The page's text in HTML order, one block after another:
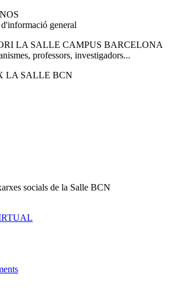
general
LA SALLE CAMPUS BARCELONA
professors, investigadors...
LA SALLE BCN
socials de la Salle BCN